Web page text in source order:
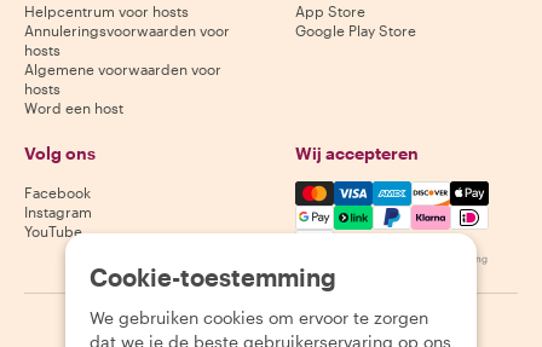
Helpcentrum voor hosts
Annuleringsvoorwaarden voor
hosts
Algemene voorwaarden voor
hosts
Word een host
App Store
Google Play Store
Volg ons
Facebook
Instagram
YouTube
Wij accepteren
Mastercard, Visa, Amex,
Beschikbaarheid varieert per bestemming
2026 Withlocals.com Privacybeleid Cookies
Cookie-toestemming
We gebruiken cookies om ervoor te zorgen
dat we je de beste gebruikerservaring op ons